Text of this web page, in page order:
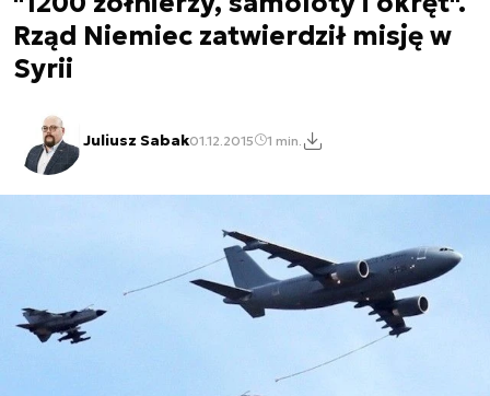
Rząd Niemiec zatwierdził misję w
Syrii
Juliusz Sabak01.12.2015 1 min.